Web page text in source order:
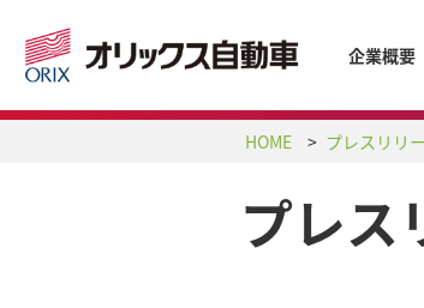
企業概要
HOME プレスリリ
プレス